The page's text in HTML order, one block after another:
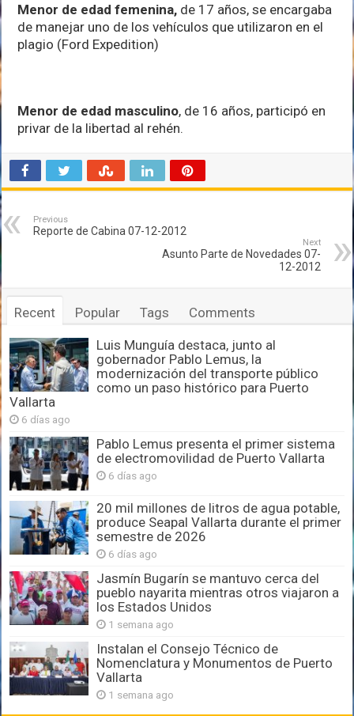
Menor de edad femenina, de 17 años, se encargaba
de manejar uno de los vehículos que utilizaron en el
plagio (Ford Expedition)
Menor de edad masculino, de 16 años, participó en
privar de la libertad al rehén.
Previous
Reporte de Cabina 07-12-2012
Next
Asunto Parte de Novedades 07-
12-2012
Recent Popular Tags Comments
Luis Munguía destaca, junto al
gobernador Pablo Lemus, la
modernización del transporte público
como un paso histórico para Puerto
Vallarta
6 días ago
Pablo Lemus presenta el primer sistema
de electromovilidad de Puerto Vallarta
6 días ago
20 mil millones de litros de agua potable,
produce Seapal Vallarta durante el primer
semestre de 2026
6 días ago
Jasmín Bugarín se mantuvo cerca del
pueblo nayarita mientras otros viajaron a
los Estados Unidos
1 semana ago
Instalan el Consejo Técnico de
Nomenclatura y Monumentos de Puerto
Vallarta
1 semana ago